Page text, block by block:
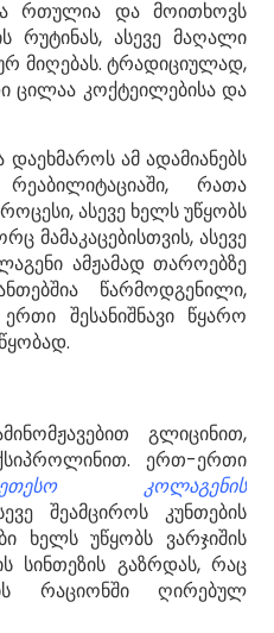
რთულია და მოითხოვს
რუტინას, ასევე მაღალი
მიღებას. ტრადიციულად,
ცილაა კოქტეილებისა და
დაეხმაროს ამ ადამიანებს
რათა
ასევე ხელს უწყობს
მამაკაცებისთვის, ასევე
ამჟამად თაროებზე
წარმოდგენილი,
შესანიშნავი წყარო
გლიცინით,
ერთ-ერთი
კოლაგენის
შეამციროს კუნთების
ხელს უწყობს ვარჯიშის
სინთეზის გაზრდას, რაც
რაციონში ღირებულ